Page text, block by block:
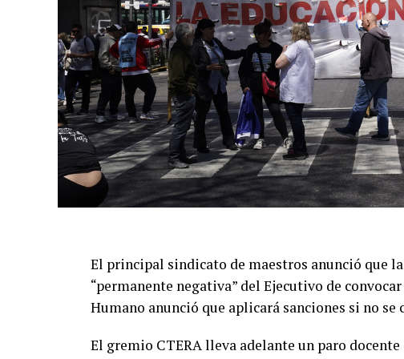
El informe preliminar, que fue recibido por la
reveló que la víctima presentaba golpes en la
de menor gravedad,
En esta primera revisión no se detectaron
embargo, los especialistas realizaron las
estudios complementarios para confirmar o
El principal sindicato de maestros anunció que
“permanente negativa” del Ejecutivo de
Humano anunció que aplicará sanciones si no
El gremio CTERA lleva adelante un paro